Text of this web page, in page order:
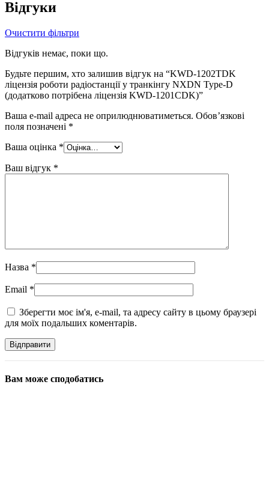
Відгуки
Очистити фільтри
Відгуків немає, поки що.
Будьте першим, хто залишив відгук на “KWD-1202TDK
ліцензія роботи радіостанції у транкінгу NXDN Type-D
(додатково потрібена ліцензія KWD-1201CDK)”
Ваша e-mail адреса не оприлюднюватиметься. Обов’язкові
поля позначені *
Ваша оцінка *
Ваш відгук *
Назва *
Email *
Зберегти моє ім'я, e-mail, та адресу сайту в цьому браузері
для моїх подальших коментарів.
Вам може сподобатись